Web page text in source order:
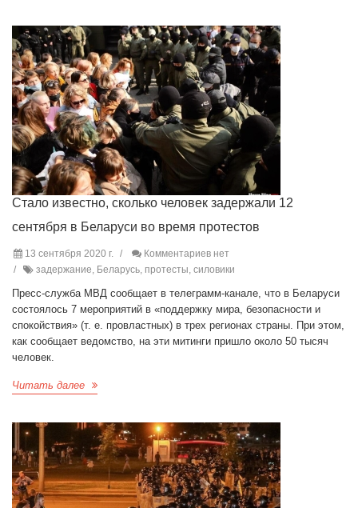
Стало известно, сколько человек задержали 12
сентября в Беларуси во время протестов
13 сентября 2020 г.
Комментариев нет
задержание, Беларусь, протесты, силовики
Пресс-служба МВД сообщает в телеграмм-канале, что в Беларуси
состоялось 7 мероприятий в «поддержку мира, безопасности и
спокойствия» (т. е. провластных) в трех регионах страны. При этом,
как сообщает ведомство, на эти митинги пришло около 50 тысяч
человек.
Читать далее